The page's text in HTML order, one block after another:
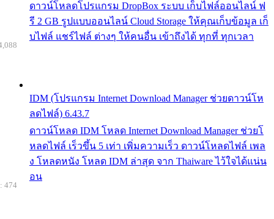
ดาวน์โหลดโปรแกรม DropBox ระบบ เก็บไฟล์ออนไลน์ ฟ
รี 2 GB รูปแบบออนไลน์ Cloud Storage ให้คุณเก็บข้อมูล เก็
บไฟล์ แชร์ไฟล์ ต่างๆ ให้คนอื่น เข้าถึงได้ ทุกที่ ทุกเวลา
IDM (โปรแกรม Internet Download Manager ช่วยดาวน์โห
ลดไฟล์) 6.43.7
ดาวน์โหลด IDM โหลด Internet Download Manager ช่วยโ
หลดไฟล์ เร็วขึ้น 5 เท่า เพิ่มความเร็ว ดาวน์โหลดไฟล์ เพล
ง โหลดหนัง โหลด IDM ล่าสุด จาก Thaiware ไว้ใจได้แน่น
อน
474